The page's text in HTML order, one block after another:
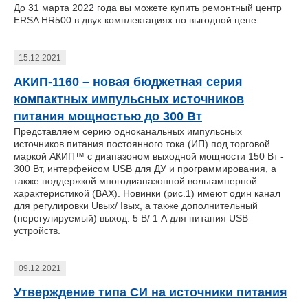
До 31 марта 2022 года вы можете купить ремонтный центр
ERSA HR500 в двух комплектациях по выгодной цене.
15.12.2021
АКИП-1160 – новая бюджетная серия
компактных импульсных источников
питания мощностью до 300 Вт
Представляем серию одноканальных импульсных
источников питания постоянного тока (ИП) под торговой
маркой АКИП™ с диапазоном выходной мощности 150 Вт -
300 Вт, интерфейсом USB для ДУ и программирования, а
также поддержкой многодиапазонной вольтамперной
характеристикой (ВАХ). Новинки (рис.1) имеют один канал
для регулировки Uвых/ Iвых, а также дополнительный
(нерегулируемый) выход: 5 В/ 1 А для питания USB
устройств.
09.12.2021
Утверждение типа СИ на источники питания